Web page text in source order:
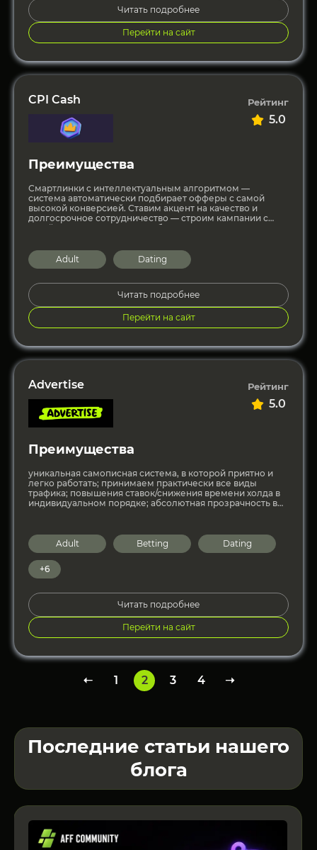
Читать подробнее
Перейти на сайт
CPI Cash Рейтинг
5.0
Преимущества
Смартлинки с интеллектуальным алгоритмом —
система автоматически подбирает офферы с самой
высокой конверсией. Ставим акцент на качество и
долгосрочное сотрудничество — строим кампании с
устойчивым результатом. Гибкая инфраструктура —
Adult
Dating
Читать подробнее
Перейти на сайт
Advertise Рейтинг
5.0
Преимущества
уникальная самописная система, в которой приятно и
легко работать; принимаем практически все виды
трафика; повышения ставок/снижения времени холда в
индивидуальном порядке; абсолютная прозрачность в
Adult Betting Dating
+6
Читать подробнее
Перейти на сайт
➝ 1 2 3 4 ➝
Последние статьи нашего
блога